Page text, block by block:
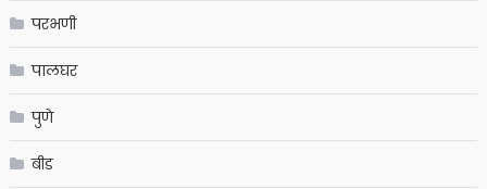
परभणी
पालघर
पुणे
बीड